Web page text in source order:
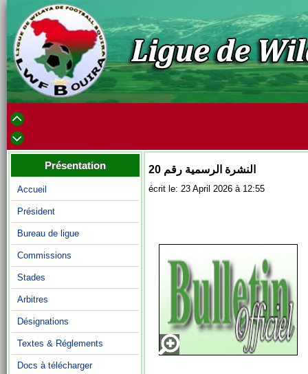
Présentation
Accueil
Président
Bureau de ligue
Commissions
Stades
Arbitres
Désignations
Textes & Réglements
Docs à télécharger
النشرة الرسمية رقم 20
écrit le: 23 April 2026 à 12:55